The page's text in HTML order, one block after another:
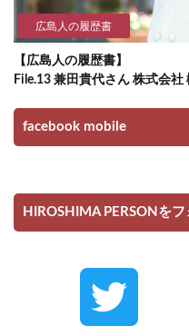
広島人の履歴書
【広島人の履歴書】
File.13 兼田貴代さん 株式会社
facebook mobile
HIROSHIMA PERSONを